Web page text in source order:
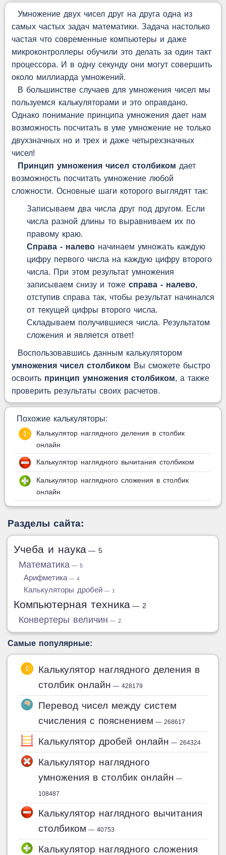
Умножение двух чисел друг на друга одна из
самых частых задач математики. Задача настолько
частая что современные компьютеры и даже
микроконтроллеры обучили это делать за один такт
процессора. И в одну секунду они могут совершить
около миллиарда умножений.
В большинстве случаев для умножения чисел мы
пользуемся калькуляторами и это оправдано.
Однако понимание принципа умножения дает нам
возможность посчитать в уме умножение не только
двухзначных но и трех и даже четырехзначных
чисел!
Принцип умножения чисел столбиком дает
возможность посчитать умножение любой
сложности. Основные шаги которого выглядят так:
Записываем два числа друг под другом. Если
числа разной длины то выравниваем их по
правому краю.
Справа - налевоначинаем умножать каждую
цифру первого числа на каждую цифру второго
числа. При этом результат умножения
записываем снизу и тоже справа - налево,
отступив справа так, чтобы результат начинался
от текущей цифры второго числа.
Складываем получившиеся числа. Результатом
сложения и является ответ!
Воспользовавшись данным калькулятором
умножения чисел столбиком Вы сможете быстро
освоить принцип умножения столбиком, а также
проверить результаты своих расчетов.
Похожие калькуляторы:
Калькулятор наглядного деления в столбик
онлайн
Калькулятор наглядного вычитания столбиком
Калькулятор наглядного сложения в столбик
онлайн
Разделы сайта:
Учеба и наука — 5
Математика — 5
Арифметика — 4
Калькуляторы дробей — 1
Компьютерная техника — 2
Конвертеры величин — 2
Самые популярные:
Калькулятор наглядного деления в
столбик онлайн — 428179
Перевод чисел между систем
счисления с пояснением — 268617
Калькулятор дробей онлайн — 264324
Калькулятор наглядного
умножения в столбик онлайн —
108487
Калькулятор наглядного вычитания
столбиком — 40753
Калькулятор наглядного сложения